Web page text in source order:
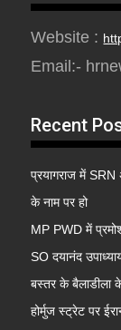
Website :
Email:-
Recent
प्रयागराज में
के नाम पर हो
MP PWD में
SO दयानंद
बस्तर के बैलाडीला
होर्मुज स्ट्रेट पर